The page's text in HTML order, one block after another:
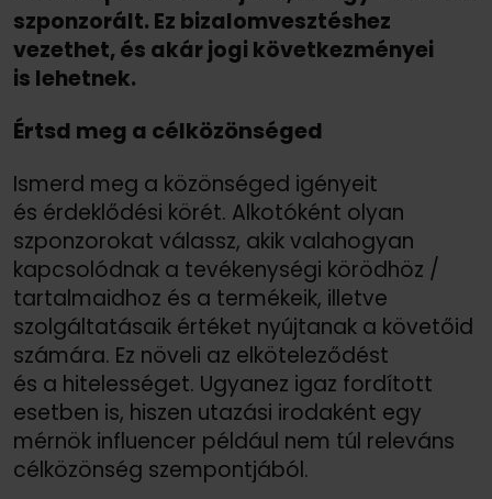
szponzorált. Ez bizalomvesztéshez
vezethet, és akár jogi következményei
is lehetnek.
Értsd meg a célközönséged
Ismerd meg a közönséged igényeit
és érdeklődési körét. Alkotóként olyan
szponzorokat válassz, akik valahogyan
kapcsolódnak a tevékenységi körödhöz /
tartalmaidhoz és a termékeik, illetve
szolgáltatásaik értéket nyújtanak a követőid
számára. Ez növeli az elköteleződést
és a hitelességet. Ugyanez igaz fordított
esetben is, hiszen utazási irodaként egy
mérnök influencer például nem túl releváns
célközönség szempontjából.